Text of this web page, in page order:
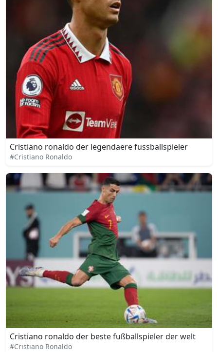
Cristiano ronaldo der legendaere fussballspieler
#Cristiano Ronaldo
Cristiano ronaldo der beste fußballspieler der welt
#Cristiano Ronaldo